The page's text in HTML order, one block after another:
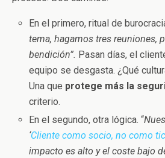
En el primero, ritual de
tema, hagamos tres reuniones,
bendición”. Pasan días, el
equipo se desgasta. ¿Qué
Una que protege más la
criterio.
En el segundo, otra lógica. “
‘Cliente como socio, no como
impacto es alto y el coste bajo